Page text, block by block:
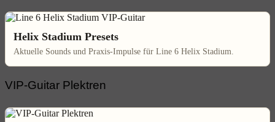
Helix Stadium Presets
Aktuelle Sounds und Praxis-Impulse für Line 6 Helix Stadium.
VIP-Guitar Plektren